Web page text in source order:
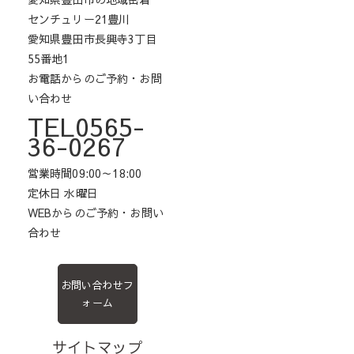
センチュリー21豊川
愛知県豊田市長興寺3丁目
55番地1
お電話からのご予約・お問
い合わせ
TEL0565-
36-0267
営業時間09:00～18:00
定休日 水曜日
WEBからのご予約・お問い
合わせ
お問い合わせフ
ォーム
サイトマップ